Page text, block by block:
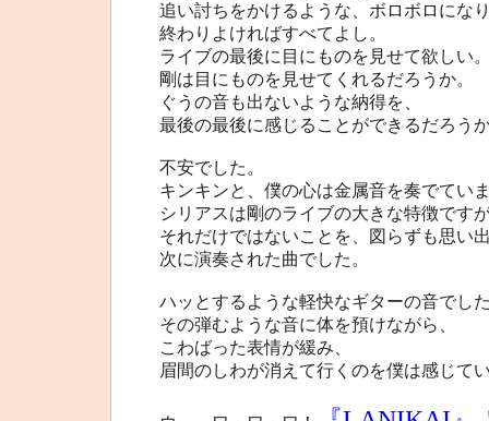
追い討ちをかけるような、ボロボロにな
終わりよければすべてよし。
ライブの最後に目にものを見せて欲しい
剛は目にものを見せてくれるだろうか。
ぐうの音も出ないような納得を、
最後の最後に感じることができるだろう
不安でした。
キンキンと、僕の心は金属音を奏でてい
シリアスは剛のライブの大きな特徴です
それだけではないことを、図らずも思い
次に演奏された曲でした。
ハッとするような軽快なギターの音でし
その弾むような音に体を預けながら、
こわばった表情が緩み、
眉間のしわが消えて行くのを僕は感じて